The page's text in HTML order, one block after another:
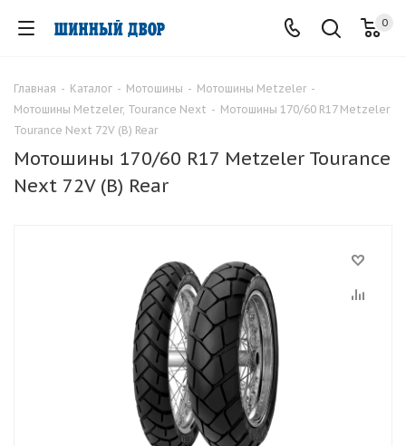
0
Главная - Каталог - Мотошины - Мотошины Metzeler -
Мотошины Metzeler, Tourance Next - Мотошины 170/60 R17 Metzeler
Tourance Next 72V (B) Rear
Мотошины 170/60 R17 Metzeler Tourance
Next 72V (B) Rear